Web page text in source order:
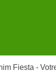
Fiesta -